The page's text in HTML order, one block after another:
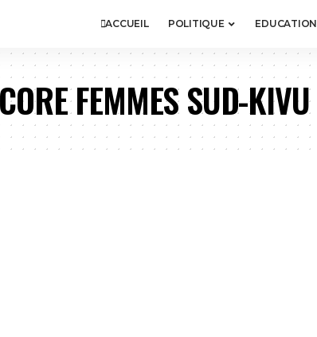
ACCUEIL POLITIQUE EDUCATION
FEMMES SUD-KIVU